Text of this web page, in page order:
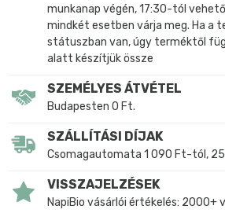
munkanap végén, 17:30-tól
mindkét esetben várja meg. Ha a
státuszban van, úgy terméktől
alatt készítjük össze
SZEMÉLYES ÁTVÉTEL
Budapesten 0 Ft.
SZÁLLÍTÁSI DÍJAK
Csomagautomata 1 090 Ft-tól,
VISSZAJELZÉSEK
NapiBio vásárlói értékelés: 2000+